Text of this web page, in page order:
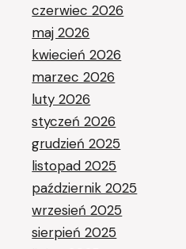
czerwiec 2026
maj 2026
kwiecień 2026
marzec 2026
luty 2026
styczeń 2026
grudzień 2025
listopad 2025
październik 2025
wrzesień 2025
sierpień 2025